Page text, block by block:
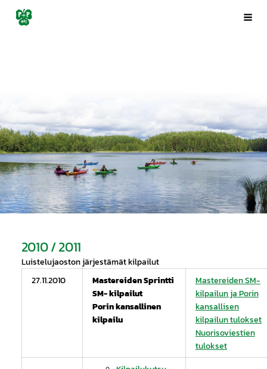
Siirry
sivun
Porin Pyrintö ry
2010 / 2011
Luistelujaoston järjestämät kilpailut
27.11.2010
Mastereiden Sprintti
SM- kilpailut
Porin kansallinen
kilpailu
Mastereiden SM-
kilpailun ja Porin
kansallisen
kilpailun tulokset
Nuorisoviestien
tulokset